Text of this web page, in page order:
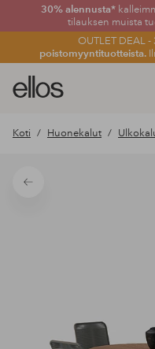
30% alennusta*
tilauksen muista
OUTLET DEAL -
poistomyyntituotteista.
Ellos-
logo
siirry
Koti Huonekalut
Takaisin